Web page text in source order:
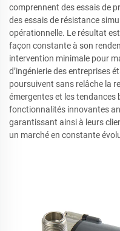
comprennent des essais de
des essais de résistance
opérationnelle. Le résultat
façon constante à son
intervention minimale pour
d’ingénierie des entreprises
poursuivent sans relâche la
émergentes et les tendances
fonctionnalités innovantes
garantissant ainsi à leurs
un marché en constante